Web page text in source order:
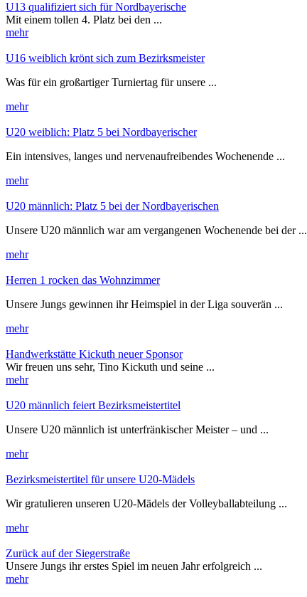
U13 qualifiziert sich für Nordbayerische
Mit einem tollen 4. Platz bei den ...
mehr
U16 weiblich krönt sich zum Bezirksmeister
Was für ein großartiger Turniertag für unsere ...
mehr
U20 weiblich: Platz 5 bei Nordbayerischer
Ein intensives, langes und nervenaufreibendes Wochenende ...
mehr
U20 männlich: Platz 5 bei der Nordbayerischen
Unsere U20 männlich war am vergangenen Wochenende bei der ...
mehr
Herren 1 rocken das Wohnzimmer
Unsere Jungs gewinnen ihr Heimspiel in der Liga souverän ...
mehr
Handwerkstätte Kickuth neuer Sponsor
Wir freuen uns sehr, Tino Kickuth und seine ...
mehr
U20 männlich feiert Bezirksmeistertitel
Unsere U20 männlich ist unterfränkischer Meister – und ...
mehr
Bezirksmeistertitel für unsere U20-Mädels
Wir gratulieren unseren U20-Mädels der Volleyballabteilung ...
mehr
Zurück auf der Siegerstraße
Unsere Jungs ihr erstes Spiel im neuen Jahr erfolgreich ...
mehr